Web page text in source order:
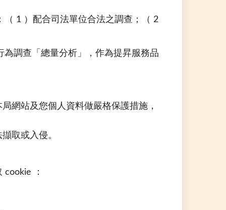
1 ）配合司法單位合法之調查；（ 2
調查「總量分析」，作為提昇服務品
網站及您個人資料做嚴格保護措施，
取或入侵。
：